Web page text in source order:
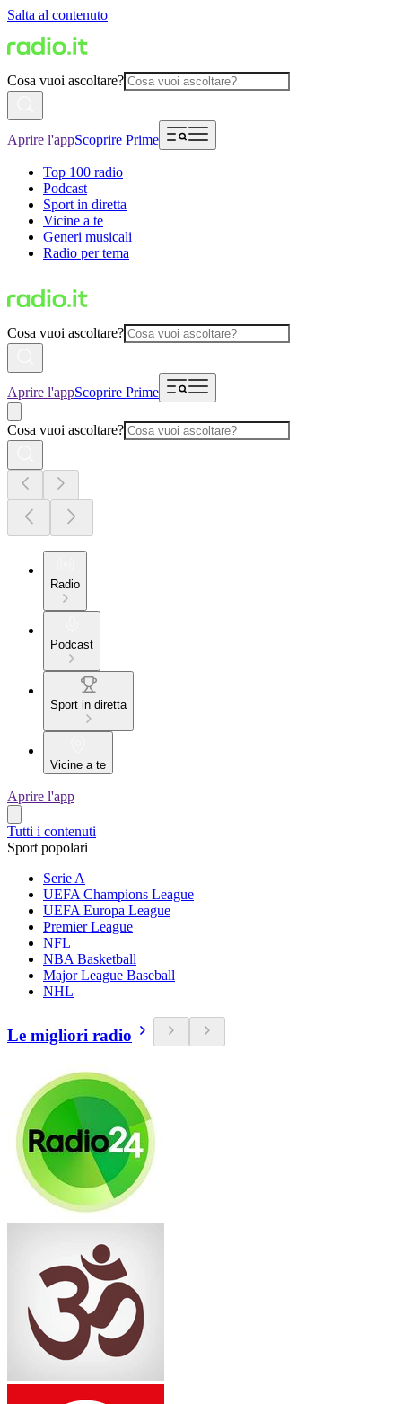
Salta al contenuto
Cosa vuoi ascoltare?
Aprire l'appScoprire Prime
Top 100 radio
Podcast
Sport in diretta
Vicine a te
Generi musicali
Radio per tema
Cosa vuoi ascoltare?
Aprire l'appScoprire Prime
Cosa vuoi ascoltare?
Radio
Podcast
Sport in diretta
Vicine a te
Aprire l'app
Tutti i contenuti
Sport popolari
Serie A
UEFA Champions League
UEFA Europa League
Premier League
NFL
NBA Basketball
Major League Baseball
NHL
Le migliori radio